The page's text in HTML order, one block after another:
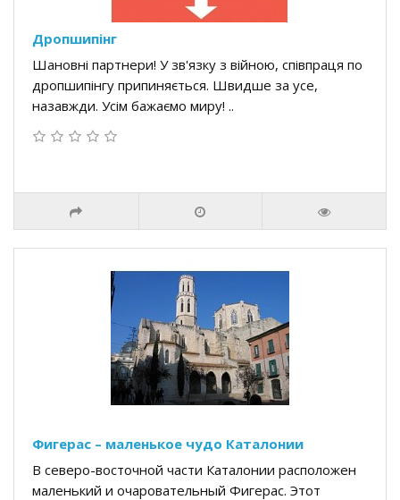
Дропшипінг
Шановні партнери! У зв'язку з війною, співпраця по
дропшипінгу припиняється. Швидше за усе,
назавжди. Усім бажаємо миру! ..
Фигерас – маленькое чудо Каталонии
В северо-восточной части Каталонии расположен
маленький и очаровательный Фигерас. Этот